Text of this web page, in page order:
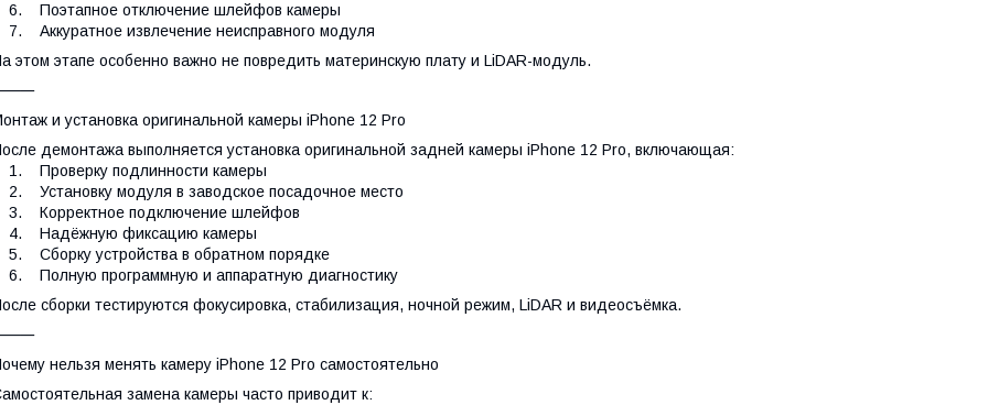
6. Поэтапное отключение шлейфов камеры
7. Аккуратное извлечение неисправного модуля
этом этапе особенно важно не повредить материнскую плату и LiDAR-модуль.
и установка оригинальной камеры iPhone 12 Pro
демонтажа выполняется установка оригинальной задней камеры iPhone 12 Pro, включающая:
1. Проверку подлинности камеры
2. Установку модуля в заводское посадочное место
3. Корректное подключение шлейфов
4. Надёжную фиксацию камеры
5. Сборку устройства в обратном порядке
6. Полную программную и аппаратную диагностику
сборки тестируются фокусировка, стабилизация, ночной режим, LiDAR и видеосъёмка.
нельзя менять камеру iPhone 12 Pro самостоятельно
замена камеры часто приводит к: